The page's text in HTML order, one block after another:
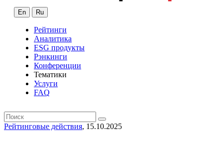
En Ru
Рейтинги
Аналитика
ESG продукты
Рэнкинги
Конференции
Тематики
Услуги
FAQ
Рейтинговые действия, 15.10.2025